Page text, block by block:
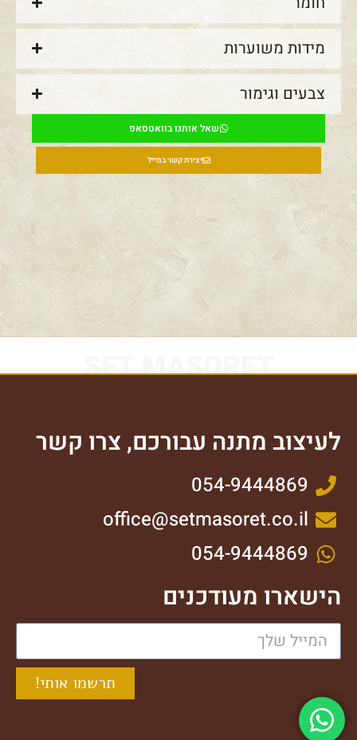
מידות משוערות
צבעים וגימור
שאל אותנו בוואטסאפ
יצירת קשר במייל
SET MASORET
לעיצוב מתנה עבורכם, צרו קשר
054-9444869
office@setmasoret.co.il
054-9444869
הישארו מעודכנים
תרשמו אותי!